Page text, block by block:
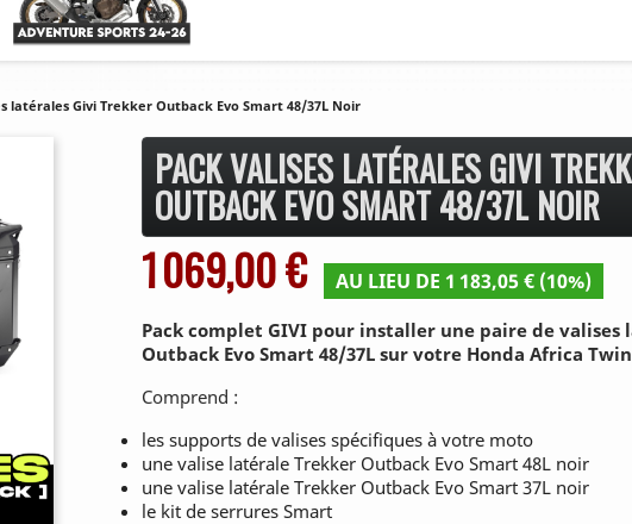
latérales Givi Trekker Outback Evo Smart 48/37L Noir
PACK VALISES LATÉRALES GIVI
OUTBACK EVO SMART 48/37L NOIR
1 069,00 € AU LIEU DE 1 183,05 € (10%)
Pack complet GIVI pour installer une paire de valises
Outback Evo Smart 48/37L sur votre Honda Africa Twin
Comprend :
les supports de valises spécifiques à votre moto
une valise latérale Trekker Outback Evo Smart 48L noir
une valise latérale Trekker Outback Evo Smart 37L noir
le kit de serrures Smart